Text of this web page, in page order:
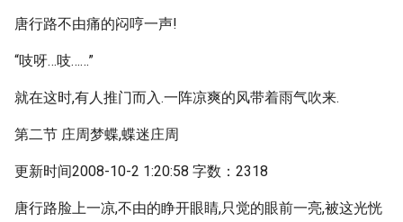
唐行路不由痛的闷哼一声!
“吱呀…吱……”
就在这时,有人推门而入.一阵凉爽的风带着雨气吹来.
第二节 庄周梦蝶,蝶迷庄周
更新时间2008-10-2 1:20:58 字数：2318
唐行路脸上一凉,不由的睁开眼睛,只觉的眼前一亮,被这光恍